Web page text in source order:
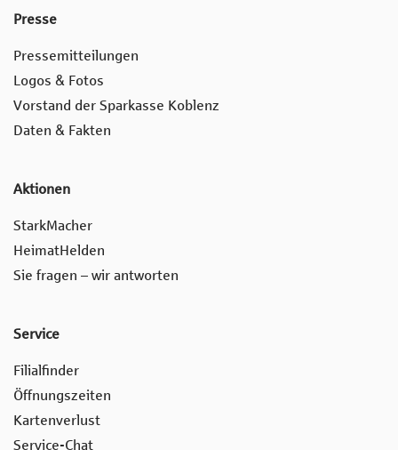
Presse
Pressemitteilungen
Logos & Fotos
Vorstand der Sparkasse Koblenz
Daten & Fakten
Aktionen
StarkMacher
HeimatHelden
Sie fragen – wir antworten
Service
Filialfinder
Öffnungszeiten
Kartenverlust
Service-Chat